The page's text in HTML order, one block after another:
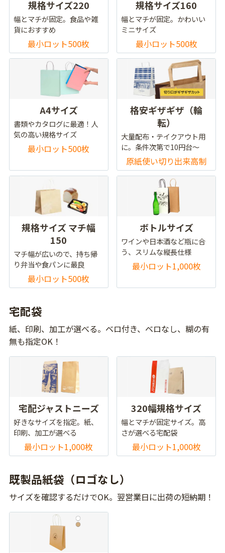
規格サイズ220
幅とマチが固定。食品や雑
貨におすすめ
最小ロット500枚
規格サイズ160
幅とマチが固定。かわいい
ミニサイズ
最小ロット500枚
A4サイズ
書類やカタログに最適！人
気の高い規格サイズ
最小ロット500枚
格安ギザギザ（輪
転）
大量配布・テイクアウト用
に。条件次第で10円台～
原紙使い切り出来高制
規格サイズ マチ幅
150
マチ幅が広いので、持ち帰
り弁当や食パンに最良
最小ロット500枚
ボトルサイズ
ワインや日本酒など瓶に合
う、スリムな縦長仕様
最小ロット1,000枚
宅配袋
紙、印刷、加工が選べる。ベロ付き、ベロなし、糊の有
無も指定OK！
宅配ジャストニーズ
好きなサイズを指定。紙、
印刷、加工が選べる
最小ロット1,000枚
320幅規格サイズ
幅とマチが固定サイズ。高
さが選べる宅配袋
最小ロット1,000枚
既製品紙袋（ロゴなし）
サイズを確認するだけでOK。翌営業日に出荷の短納期！